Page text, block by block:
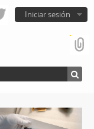
Iniciar sesión